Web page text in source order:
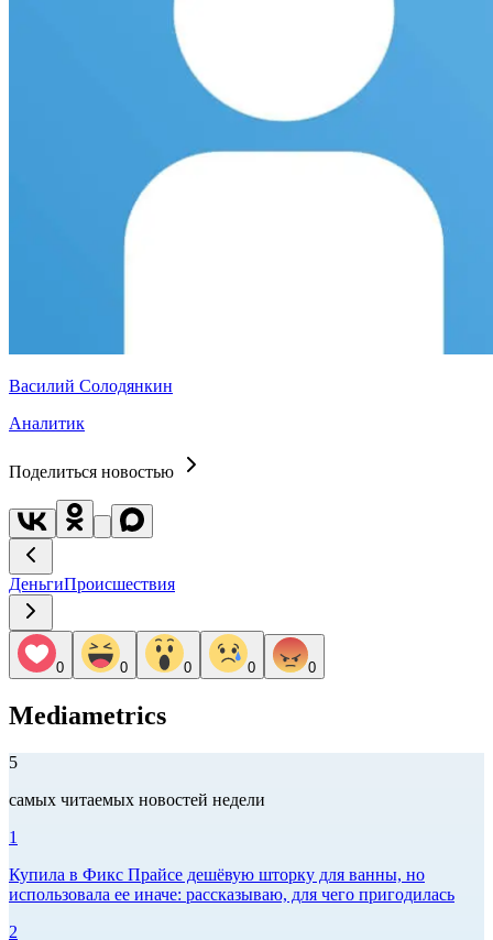
Василий Солодянкин
Аналитик
Поделиться новостью
ДеньгиПроисшествия
0 0 0 0 0
Mediametrics
5
самых читаемых новостей недели
1
Купила в Фикс Прайсе дешёвую шторку для ванны, но
использовала ее иначе: рассказываю, для чего пригодилась
2